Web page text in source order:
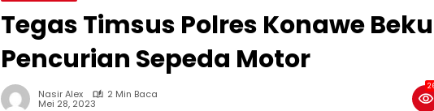
Tegas Timsus Polres Konawe
Pencurian Sepeda Motor
Nasir Alex 2 Min Baca
Mei 28, 2023